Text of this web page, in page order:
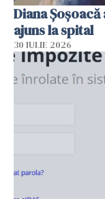
Diana
ajuns la spital
30 IULIE 2026